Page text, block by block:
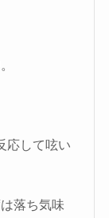
応して呟い
落ち気味